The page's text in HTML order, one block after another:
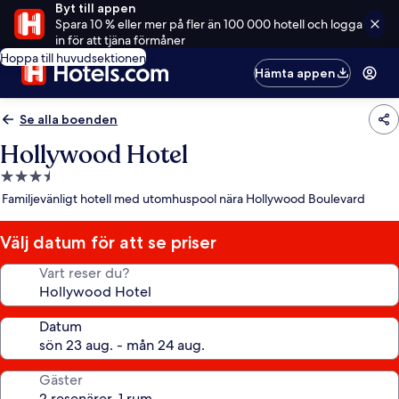
Byt till appen
Spara 10 % eller mer på fler än 100 000 hotell och logga
in för att tjäna förmåner
Hoppa till huvudsektionen
Hämta appen
Se alla boenden
Hollywood Hotel
3.5-
stjärnigt
Familjevänligt hotell med utomhuspool nära Hollywood Boulevard
Välj datum för att se priser
Vart reser du?
Datum
Gäster